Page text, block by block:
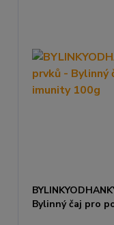
Bylinný čaj pro